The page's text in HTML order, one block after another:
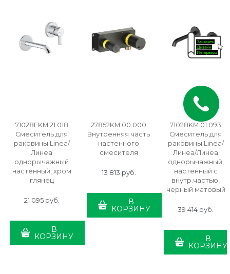
71028EKM.21.018
Смеситель для
раковины Linea/
Линеа
однорычажный
настенный, хром
глянец
21 095 руб.
В
КОРЗИНУ
27852KM.00.000
Внутренняя часть
настенного
смесителя
13 813 руб.
В
КОРЗИНУ
71028KM.01.093
Смеситель для
раковины Linea/
Линеа/Линеа
однорычажный,
настенный c
внутр.частью,
черный матовый
39 414 руб.
В
КОРЗИНУ